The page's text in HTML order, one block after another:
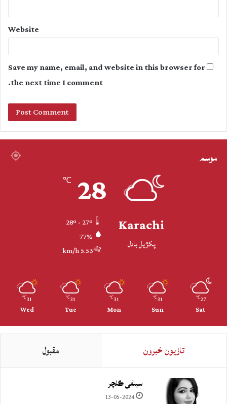
Website
Save my name, email, and website in this browser for
the next time I comment.
موسم
Karachi
پکڙيل بادل
28
℃
77%
5.53 km/h
27
℃
Sat
31
℃
Sun
31
℃
Mon
31
℃
Tue
31
℃
Wed
تازيون خبرون مقبول
سيلفي ڪلچر
13-05-2024